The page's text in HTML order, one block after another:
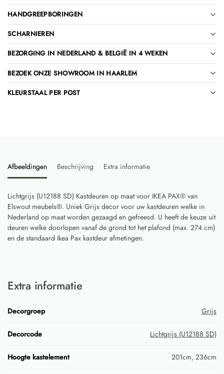
HANDGREEPBORINGEN
SCHARNIEREN
BEZORGING IN NEDERLAND & BELGIË IN 4 WEKEN
BEZOEK ONZE SHOWROOM IN HAARLEM
KLEURSTAAL PER POST
Afbeeldingen Beschrijving Extra informatie
Lichtgrijs (U12188 SD) Kastdeuren op maat voor IKEA PAX® van
Elswout meubels®. Uniek Grijs decor voor uw kastdeuren welke in
Nederland op maat worden gezaagd en gefreesd. U heeft de keuze uit
deuren welke doorlopen vanaf de grond tot het plafond (max. 274 cm)
en de standaard Ikea Pax kastdeur afmetingen.
Extra informatie
Decorgroep Grijs
Decorcode Lichtgrijs (U12188 SD)
Hoogte kastelement 201cm, 236cm